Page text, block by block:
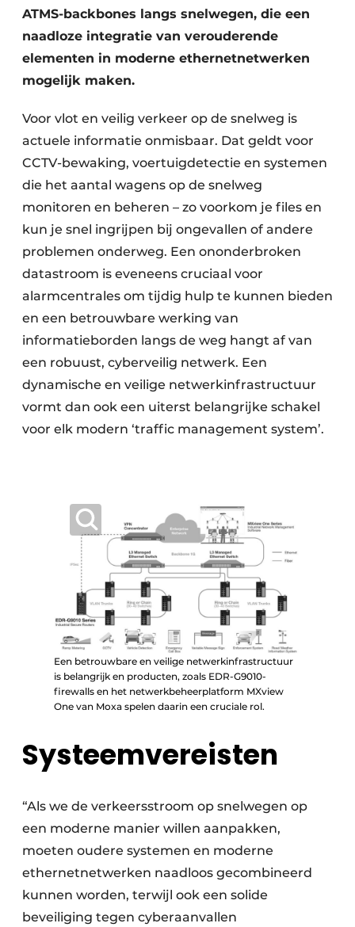
ATMS-backbones langs snelwegen, die een
naadloze integratie van verouderende
elementen in moderne ethernetnetwerken
mogelijk maken.
Voor vlot en veilig verkeer op de snelweg is
actuele informatie onmisbaar. Dat geldt voor
CCTV-bewaking, voertuigdetectie en systemen
die het aantal wagens op de snelweg
monitoren en beheren – zo voorkom je files en
kun je snel ingrijpen bij ongevallen of andere
problemen onderweg. Een ononderbroken
datastroom is eveneens cruciaal voor
alarmcentrales om tijdig hulp te kunnen bieden
en een betrouwbare werking van
informatieborden langs de weg hangt af van
een robuust, cyberveilig netwerk. Een
dynamische en veilige netwerkinfrastructuur
vormt dan ook een uiterst belangrijke schakel
voor elk modern ‘traffic management system’.
Een betrouwbare en veilige netwerkinfrastructuur
is belangrijk en producten, zoals EDR-G9010-
firewalls en het netwerkbeheerplatform MXview
One van Moxa spelen daarin een cruciale rol.
Systeemvereisten
“Als we de verkeersstroom op snelwegen op
een moderne manier willen aanpakken,
moeten oudere systemen en moderne
ethernetnetwerken naadloos gecombineerd
kunnen worden, terwijl ook een solide
beveiliging tegen cyberaanvallen